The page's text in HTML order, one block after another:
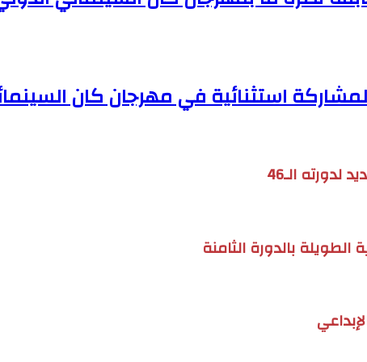
استثنائية في مهرجان كان السينمائي
الـ46
بالدورة الثامنة